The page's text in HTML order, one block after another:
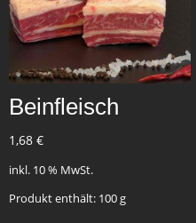
Beinfleisch
1,68 €
inkl. 10 % MwSt.
Produkt enthält: 100g